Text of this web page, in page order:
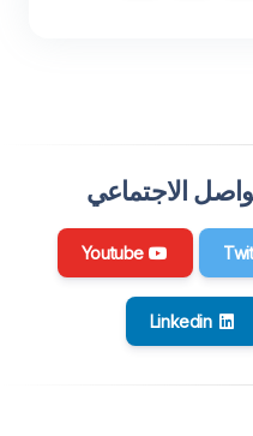
الاجتماعي
Youtube
Linkedin